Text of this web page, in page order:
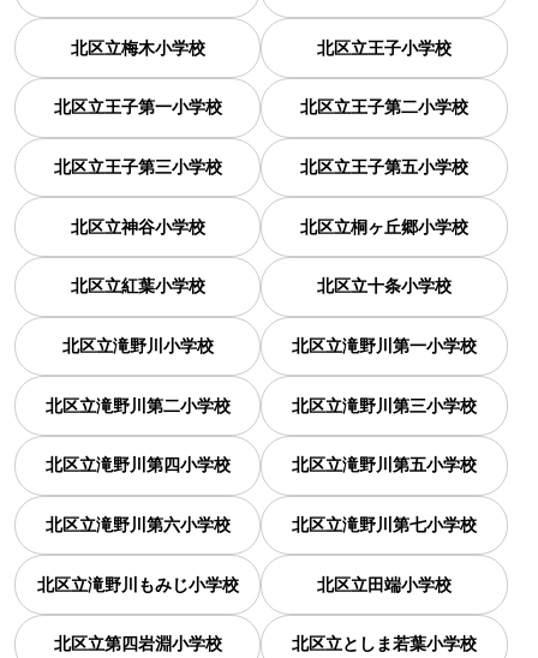
北区立梅木小学校 北区立王子小学校
北区立王子第一小学校 北区立王子第二小学校
北区立王子第三小学校 北区立王子第五小学校
北区立神谷小学校 北区立桐ヶ丘郷小学校
北区立紅葉小学校 北区立十条小学校
北区立滝野川小学校 北区立滝野川第一小学校
北区立滝野川第二小学校 北区立滝野川第三小学校
北区立滝野川第四小学校 北区立滝野川第五小学校
北区立滝野川第六小学校 北区立滝野川第七小学校
北区立滝野川もみじ小学校 北区立田端小学校
北区立第四岩淵小学校 北区立としま若葉小学校